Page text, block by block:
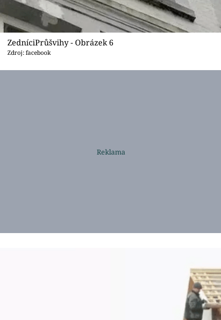
ZedníciPrůšvihy - Obrázek 6
Zdroj: facebook